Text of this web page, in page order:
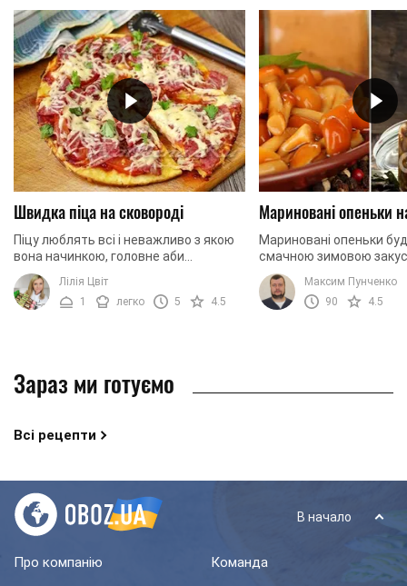
Швидка піца на сковороді
Піцу люблять всі і неважливо з якою
вона начинкою, головне аби
побільше. В такому випадку, що може
бути краще, ніж приготувати її
самостійно з ...
Лілія Цвіт
1
легко 5 4.5
Мариновані опеньки
Мариновані опеньки
смачною зимовою
приготуємо їх разом!
Максим Пунченко
90
4.5
Зараз ми готуємо
Всі рецепти
В начало
Про компанію Команда